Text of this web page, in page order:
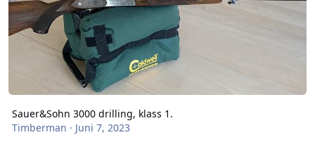
Sauer&Sohn 3000 drilling, klass 1.
Timberman · Juni 7, 2023